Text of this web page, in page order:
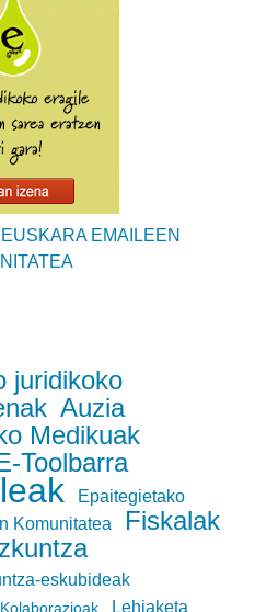
EMAILEEN
juridikoko
Auzia
Medikuak
Toolbarra
Epaitegietako
Komunitatea Fiskalak
eskubideak
Kolaborazioak Lehiaketa